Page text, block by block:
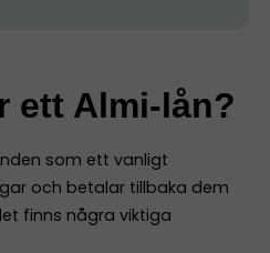
ett Almi-lån?
som ett vanligt
och betalar tillbaka dem
finns några viktiga